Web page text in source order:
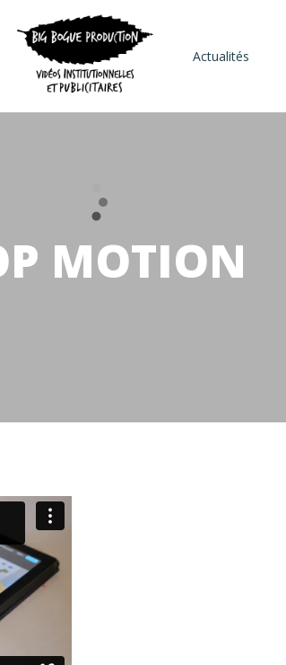
Actualités
MOTION